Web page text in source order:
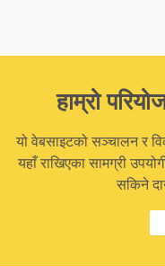
हाम्रो
यो वेबसाइटको सञ्चालन र
यहाँ राखिएका सामग्री
सकिने